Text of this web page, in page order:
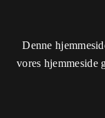
Denne
vores hjemmeside